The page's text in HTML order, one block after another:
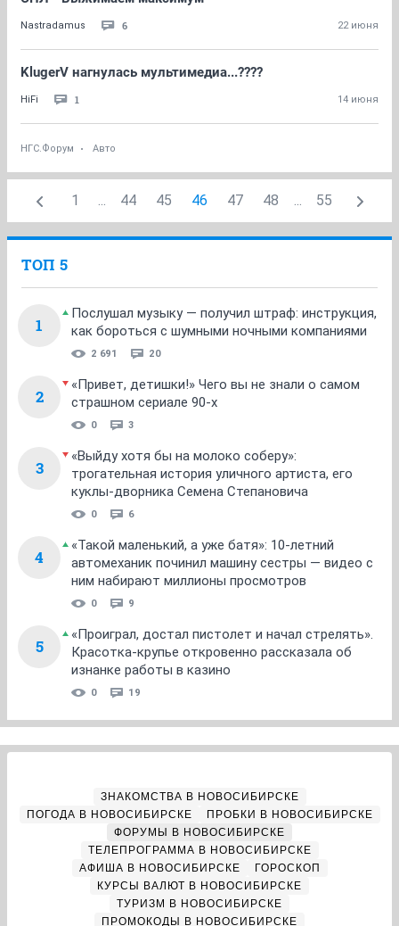
Nastradamus 6 22 июня
KlugerV нагнулась мультимедиа...????
HiFi 1 14 июня
НГС.Форум Авто
1 ... 44 45 46 47 48 ... 55
ТОП 5
1
Послушал музыку — получил штраф: инструкция,
как бороться с шумными ночными компаниями
2 691 20
2
«Привет, детишки!» Чего вы не знали о самом
страшном сериале 90-х
0 3
3
«Выйду хотя бы на молоко соберу»:
трогательная история уличного артиста, его
куклы-дворника Семена Степановича
0 6
4
«Такой маленький, а уже батя»: 10-летний
автомеханик починил машину сестры — видео с
ним набирают миллионы просмотров
0 9
5
«Проиграл, достал пистолет и начал стрелять».
Красотка-крупье откровенно рассказала об
изнанке работы в казино
0 19
ЗНАКОМСТВА В НОВОСИБИРСКЕ
ПОГОДА В НОВОСИБИРСКЕ
ПРОБКИ В НОВОСИБИРСКЕ
ФОРУМЫ В НОВОСИБИРСКЕ
ТЕЛЕПРОГРАММА В НОВОСИБИРСКЕ
АФИША В НОВОСИБИРСКЕ
ГОРОСКОП
КУРСЫ ВАЛЮТ В НОВОСИБИРСКЕ
ТУРИЗМ В НОВОСИБИРСКЕ
ПРОМОКОДЫ В НОВОСИБИРСКЕ